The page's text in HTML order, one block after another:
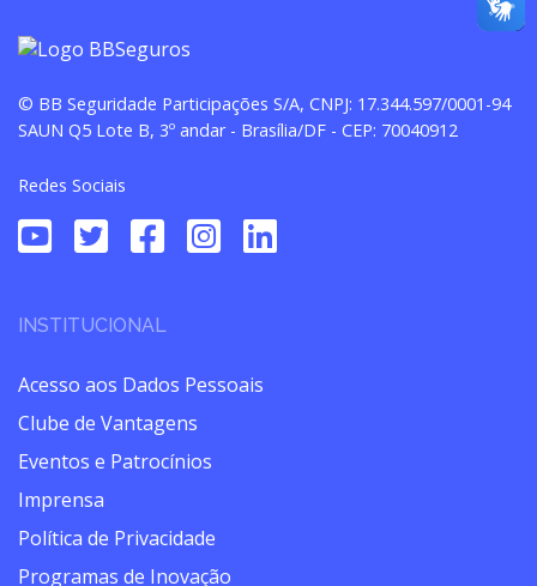
© BB Seguridade Participações S/A, CNPJ: 17.344.597/0001-94
SAUN Q5 Lote B, 3º andar - Brasília/DF - CEP: 70040912
Redes Sociais
INSTITUCIONAL
Acesso aos Dados Pessoais
Clube de Vantagens
Eventos e Patrocínios
Imprensa
Política de Privacidade
Programas de Inovação